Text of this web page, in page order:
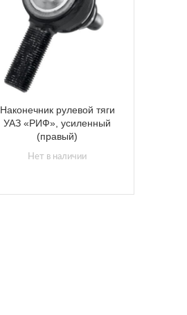
Наконечник рулевой тяги
УАЗ «РИФ», усиленный
(правый)
Нет в наличии